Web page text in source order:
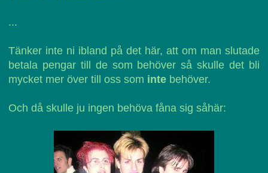
...
Tänker inte ni ibland på det här, att om man slutade
betala pengar till de som behöver så skulle det bli
mycket mer över till oss som inte behöver.
Och då skulle ju ingen behöva fåna sig såhär: